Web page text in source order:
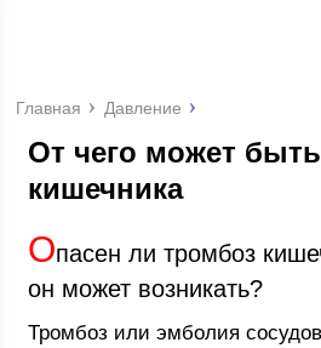
Главная Давление
От чего может
кишечника
Опасен ли тромбоз
он может возникать?
Тромбоз или эмболия